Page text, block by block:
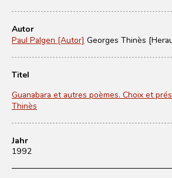
Autor
Paul Palgen [Autor] Georges Thinès
Titel
Guanabara et autres poèmes. Choix et
Thinès
Jahr
1992